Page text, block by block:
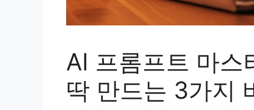
AI 프롬프트 마스
딱 만드는 3가지